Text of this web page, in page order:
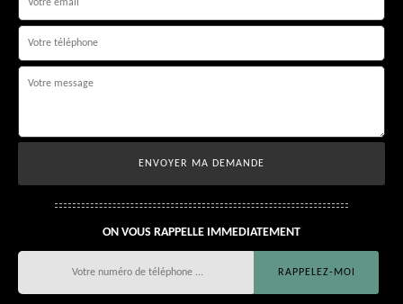
ON VOUS RAPPELLE IMMEDIATEMENT